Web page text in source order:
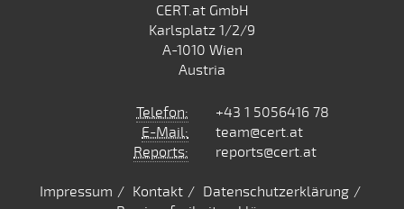
CERT.at GmbH
Karlsplatz 1/2/9
A-1010 Wien
Austria
Telefon:
+43 1 5056416 78
E-Mail:
team@cert.at
Reports:
reports@cert.at
Impressum Kontakt
Datenschutzerklärung